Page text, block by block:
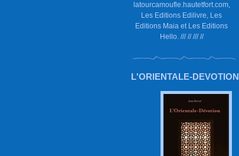
latourcamoufle.hautetfort.com,
Les Editions Edilivre, Les
Editions Maia et Les Editions
Hello. /// // /// //
L'ORIENTALE-DEVOTION